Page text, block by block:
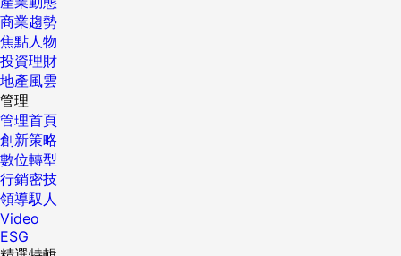
商業趨勢
焦點人物
投資理財
地產風雲
管理
管理首頁
創新策略
數位轉型
行銷密技
領導馭人
Video
ESG